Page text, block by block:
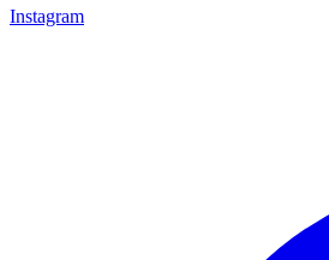
Instagram